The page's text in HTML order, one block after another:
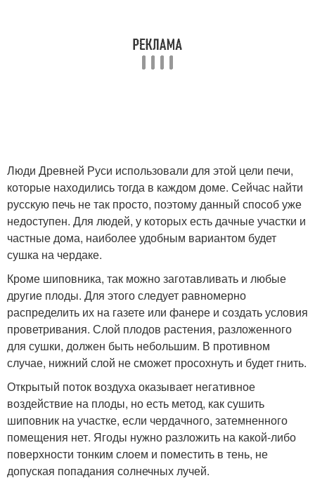
Люди Древней Руси использовали для этой цели печи,
которые находились тогда в каждом доме. Сейчас найти
русскую печь не так просто, поэтому данный способ уже
недоступен. Для людей, у которых есть дачные участки и
частные дома, наиболее удобным вариантом будет
сушка на чердаке.
Кроме шиповника, так можно заготавливать и любые
другие плоды. Для этого следует равномерно
распределить их на газете или фанере и создать условия
проветривания. Слой плодов растения, разложенного
для сушки, должен быть небольшим. В противном
случае, нижний слой не сможет просохнуть и будет гнить.
Открытый поток воздуха оказывает негативное
воздействие на плоды, но есть метод, как сушить
шиповник на участке, если чердачного, затемненного
помещения нет. Ягоды нужно разложить на какой-либо
поверхности тонким слоем и поместить в тень, не
допуская попадания солнечных лучей.